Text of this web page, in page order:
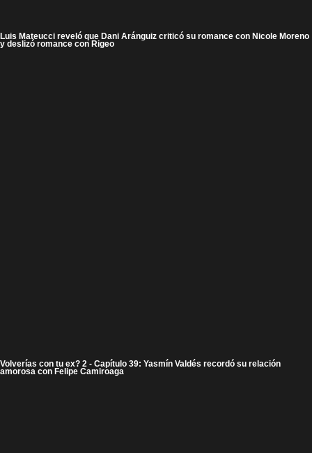
Luis Mateucci reveló que Dani Aránguiz criticó su romance con Nicole Moreno
y deslizó romance con Rigeo
Volverías con tu ex? 2 - Capítulo 39: Yasmín Valdés recordó su relación
amorosa con Felipe Camiroaga